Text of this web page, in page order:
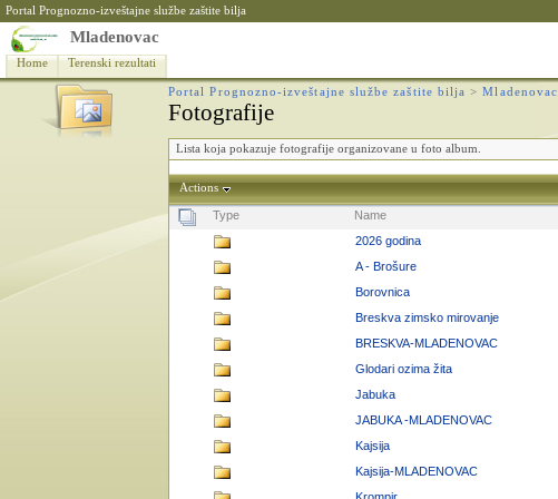
Portal Prognozno-izveštajne službe zaštite bilja
Mladenovac
Home Terenski rezultati
Portal Prognozno-izveštajne službe zaštite bilja >Mladenovac
Fotografije
Lista koja pokazuje fotografije organizovane u foto album.
Actions
Type Name
2026 godina
A - Brošure
Borovnica
Breskva zimsko mirovanje
BRESKVA-MLADENOVAC
Glodari ozima žita
Jabuka
JABUKA -MLADENOVAC
Kajsija
Kajsija-MLADENOVAC